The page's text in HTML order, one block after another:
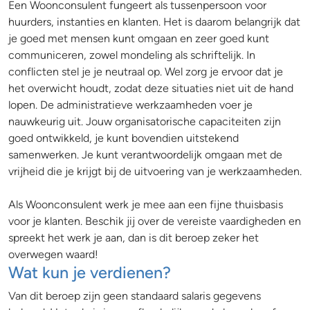
Een Woonconsulent fungeert als tussenpersoon voor
huurders, instanties en klanten. Het is daarom belangrijk dat
je goed met mensen kunt omgaan en zeer goed kunt
communiceren, zowel mondeling als schriftelijk. In
conflicten stel je je neutraal op. Wel zorg je ervoor dat je
het overwicht houdt, zodat deze situaties niet uit de hand
lopen. De administratieve werkzaamheden voer je
nauwkeurig uit. Jouw organisatorische capaciteiten zijn
goed ontwikkeld, je kunt bovendien uitstekend
samenwerken. Je kunt verantwoordelijk omgaan met de
vrijheid die je krijgt bij de uitvoering van je werkzaamheden.
Als Woonconsulent werk je mee aan een fijne thuisbasis
voor je klanten. Beschik jij over de vereiste vaardigheden en
spreekt het werk je aan, dan is dit beroep zeker het
overwegen waard!
Wat kun je verdienen?
Van dit beroep zijn geen standaard salaris gegevens